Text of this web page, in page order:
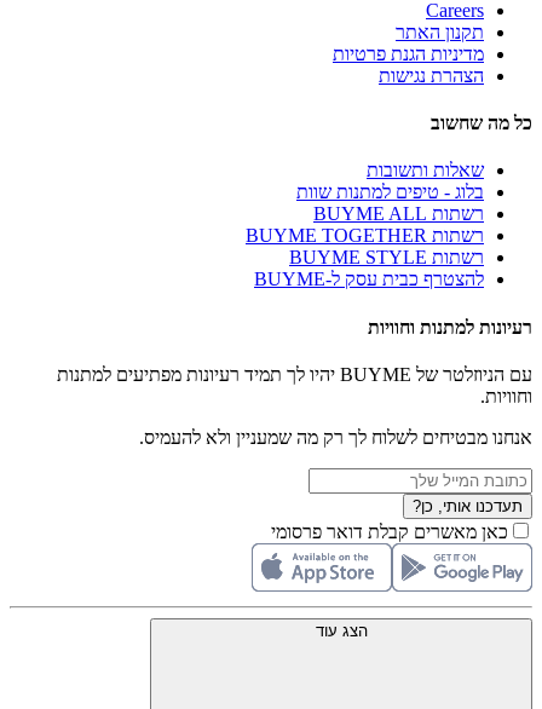
Careers
תקנון האתר
מדיניות הגנת פרטיות
הצהרת נגישות
כל מה שחשוב
שאלות ותשובות
בלוג - טיפים למתנות שוות
רשתות BUYME ALL
רשתות BUYME TOGETHER
רשתות BUYME STYLE
להצטרף כבית עסק ל-BUYME
רעיונות למתנות וחוויות
עם הניוזלטר של BUYME יהיו לך תמיד רעיונות מפתיעים למתנות
וחוויות.
אנחנו מבטיחים לשלוח לך רק מה שמעניין ולא להעמיס.
תעדכנו אותי, כן?
כאן מאשרים קבלת דואר פרסומי
הצג עוד